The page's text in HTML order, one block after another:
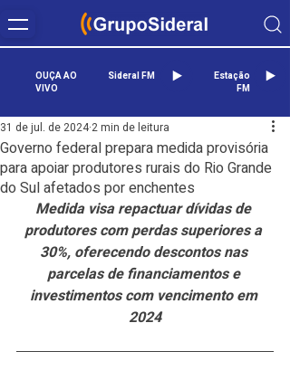
OUÇA AO
VIVO
Sideral FM
Estação
FM
Governo federal prepara medida provisória
para apoiar produtores rurais do Rio Grande
do Sul afetados por enchentes
31 de jul. de 20242 min de leitura
Medida visa repactuar dívidas de
produtores com perdas superiores a
30%, oferecendo descontos nas
parcelas de financiamentos e
investimentos com vencimento em
2024